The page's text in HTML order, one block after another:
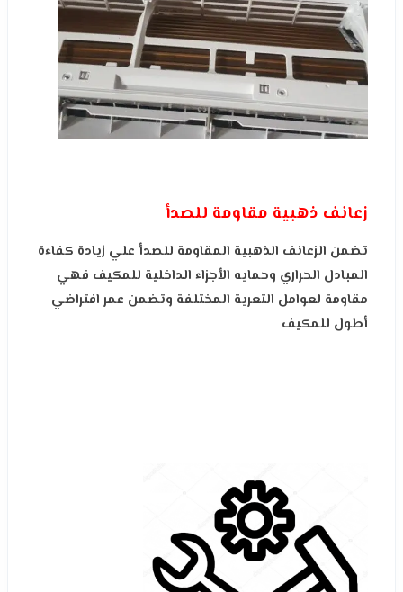
زعانف ذهبية مقاومة للصدأ
تضمن الزعانف الذهبية المقاومة للصدأ علي زيادة كفاءة
المبادل الحراري وحمايه الأجزاء الداخلية للمكيف فهي
مقاومة لعوامل التعرية المختلفة وتضمن عمر افتراضي
أطول للمكيف